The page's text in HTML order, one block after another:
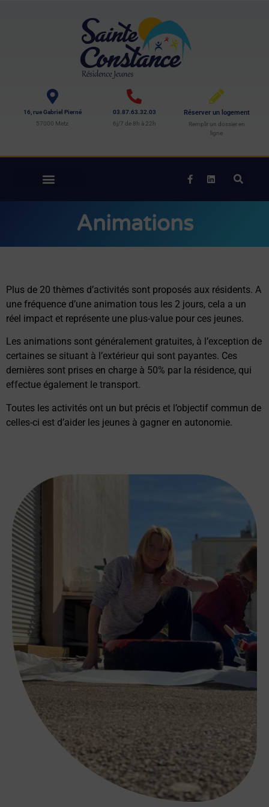
16, rue Gabriel Pierné
57000 Metz
03.87.63.32.03
6j/7 de 8h à 22h
Réserver un logement
Remplir un dossier en
ligne
Animations
Plus de 20 thèmes d’activités sont proposés aux résidents. A
une fréquence d’une animation tous les 2 jours, cela a un
réel impact et représente une plus-value pour ces jeunes.
Les animations sont généralement gratuites, à l’exception de
certaines se situant à l’extérieur qui sont payantes. Ces
dernières sont prises en charge à 50% par la résidence, qui
effectue également le transport.
Toutes les activités ont un but précis et l’objectif commun de
celles-ci est d’aider les jeunes à gagner en autonomie.